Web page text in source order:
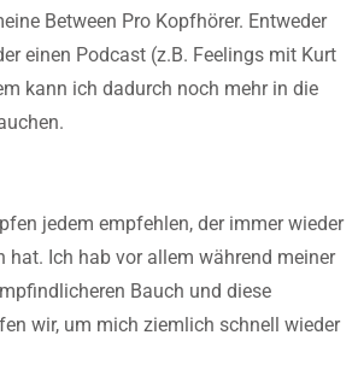
Between Pro Kopfhörer. Entweder
einen Podcast (z.B. Feelings mit Kurt
kann ich dadurch noch mehr in die
jedem empfehlen, der immer wieder
hat. Ich hab vor allem während meiner
Bauch und diese
wir, um mich ziemlich schnell wieder